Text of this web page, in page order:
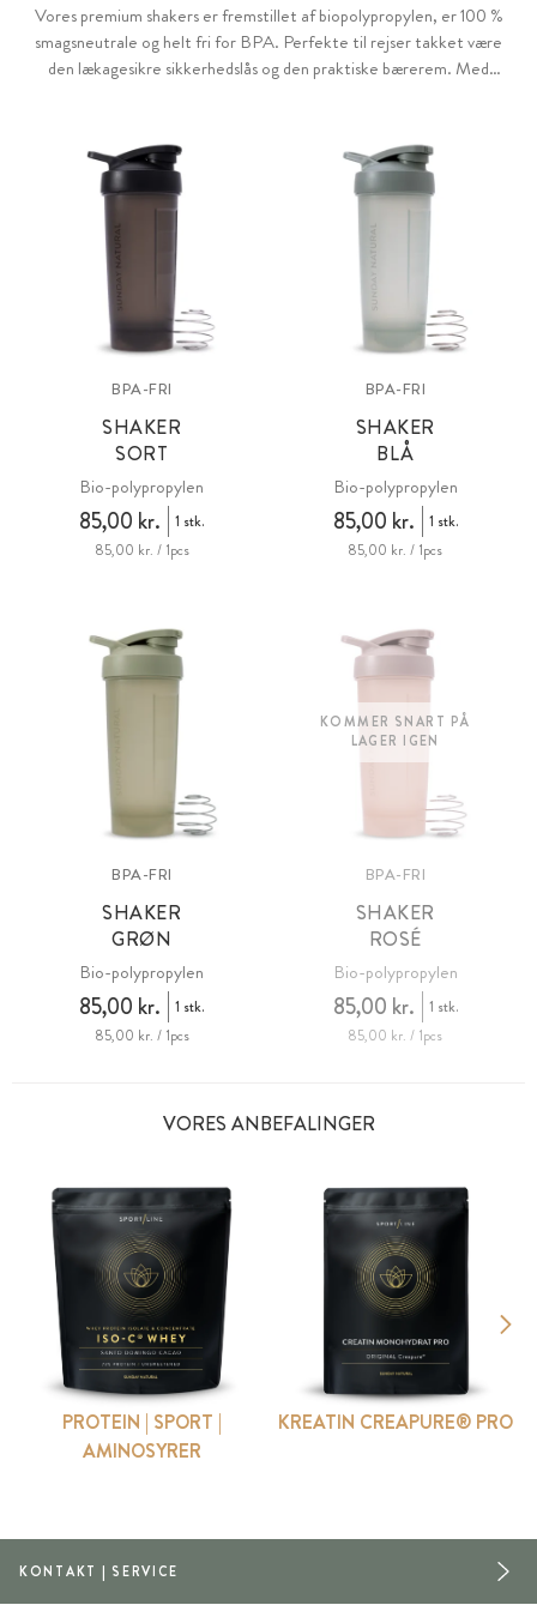
Vores premium shakers er fremstillet af biopolypropylen, er 100 %
smagsneutrale og helt fri for BPA. Perfekte til rejser takket være
den lækagesikre sikkerhedslås og den praktiske bærerem. Med
BPA-FRI
SHAKER
SORT
Bio-polypropylen
85,00 kr.
1 stk.
85,00 kr. / 1pcs
BPA-FRI
SHAKER
BLÅ
Bio-polypropylen
85,00 kr.
1 stk.
85,00 kr. / 1pcs
BPA-FRI
SHAKER
GRØN
Bio-polypropylen
85,00 kr.
1 stk.
85,00 kr. / 1pcs
KOMMER SNART PÅ
LAGER IGEN
BPA-FRI
SHAKER
ROSÉ
Bio-polypropylen
85,00 kr.
1 stk.
85,00 kr. / 1pcs
VORES ANBEFALINGER
PROTEIN | SPORT |
AMINOSYRER
KREATIN CREAPURE® PRO
KONTAKT | SERVICE